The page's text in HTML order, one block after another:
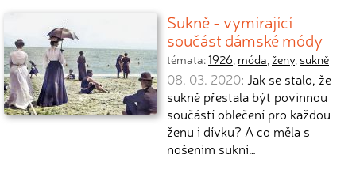
Sukně - vymírající
součást dámské módy
témata:1926, móda, ženy, sukně
08. 03. 2020: Jak se stalo, že
sukně přestala být povinnou
součástí oblečení pro každou
ženu i dívku? A co měla s
nošením sukní…